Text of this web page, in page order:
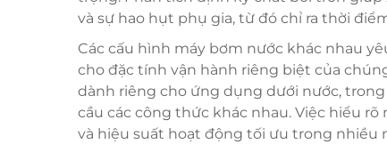
và sự hao hụt phụ gia, từ đó chỉ ra thời
Các cấu hình máy bơm nước khác nhau
cho đặc tính vận hành riêng biệt của
dành riêng cho ứng dụng dưới nước,
cầu các công thức khác nhau. Việc hiểu
và hiệu suất hoạt động tối ưu trong nhiều